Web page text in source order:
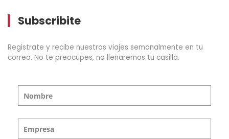
Subscribite
Registrate y recibe nuestros viajes semanalmente en tu
correo. No te preocupes, no llenaremos tu casilla.
Nombre
Empresa